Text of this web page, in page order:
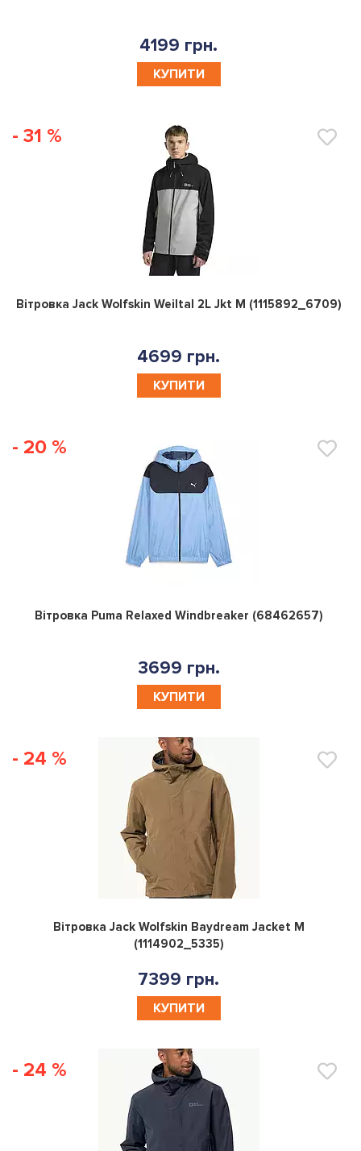
4199 грн.
КУПИТИ
- 31 %
0
Вітровка Jack Wolfskin Weiltal 2L Jkt M (1115892_6709)
4699 грн.
КУПИТИ
- 20 %
0
Вітровка Puma Relaxed Windbreaker (68462657)
3699 грн.
КУПИТИ
- 24 %
0
Вітровка Jack Wolfskin Baydream Jacket M
(1114902_5335)
7399 грн.
КУПИТИ
- 24 %